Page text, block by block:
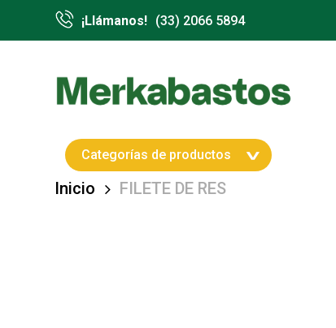
¡Llámanos! (33) 2066 5894
Hit enter to search or ESC to close
Categorías de productos
Inicio FILETE DE RES